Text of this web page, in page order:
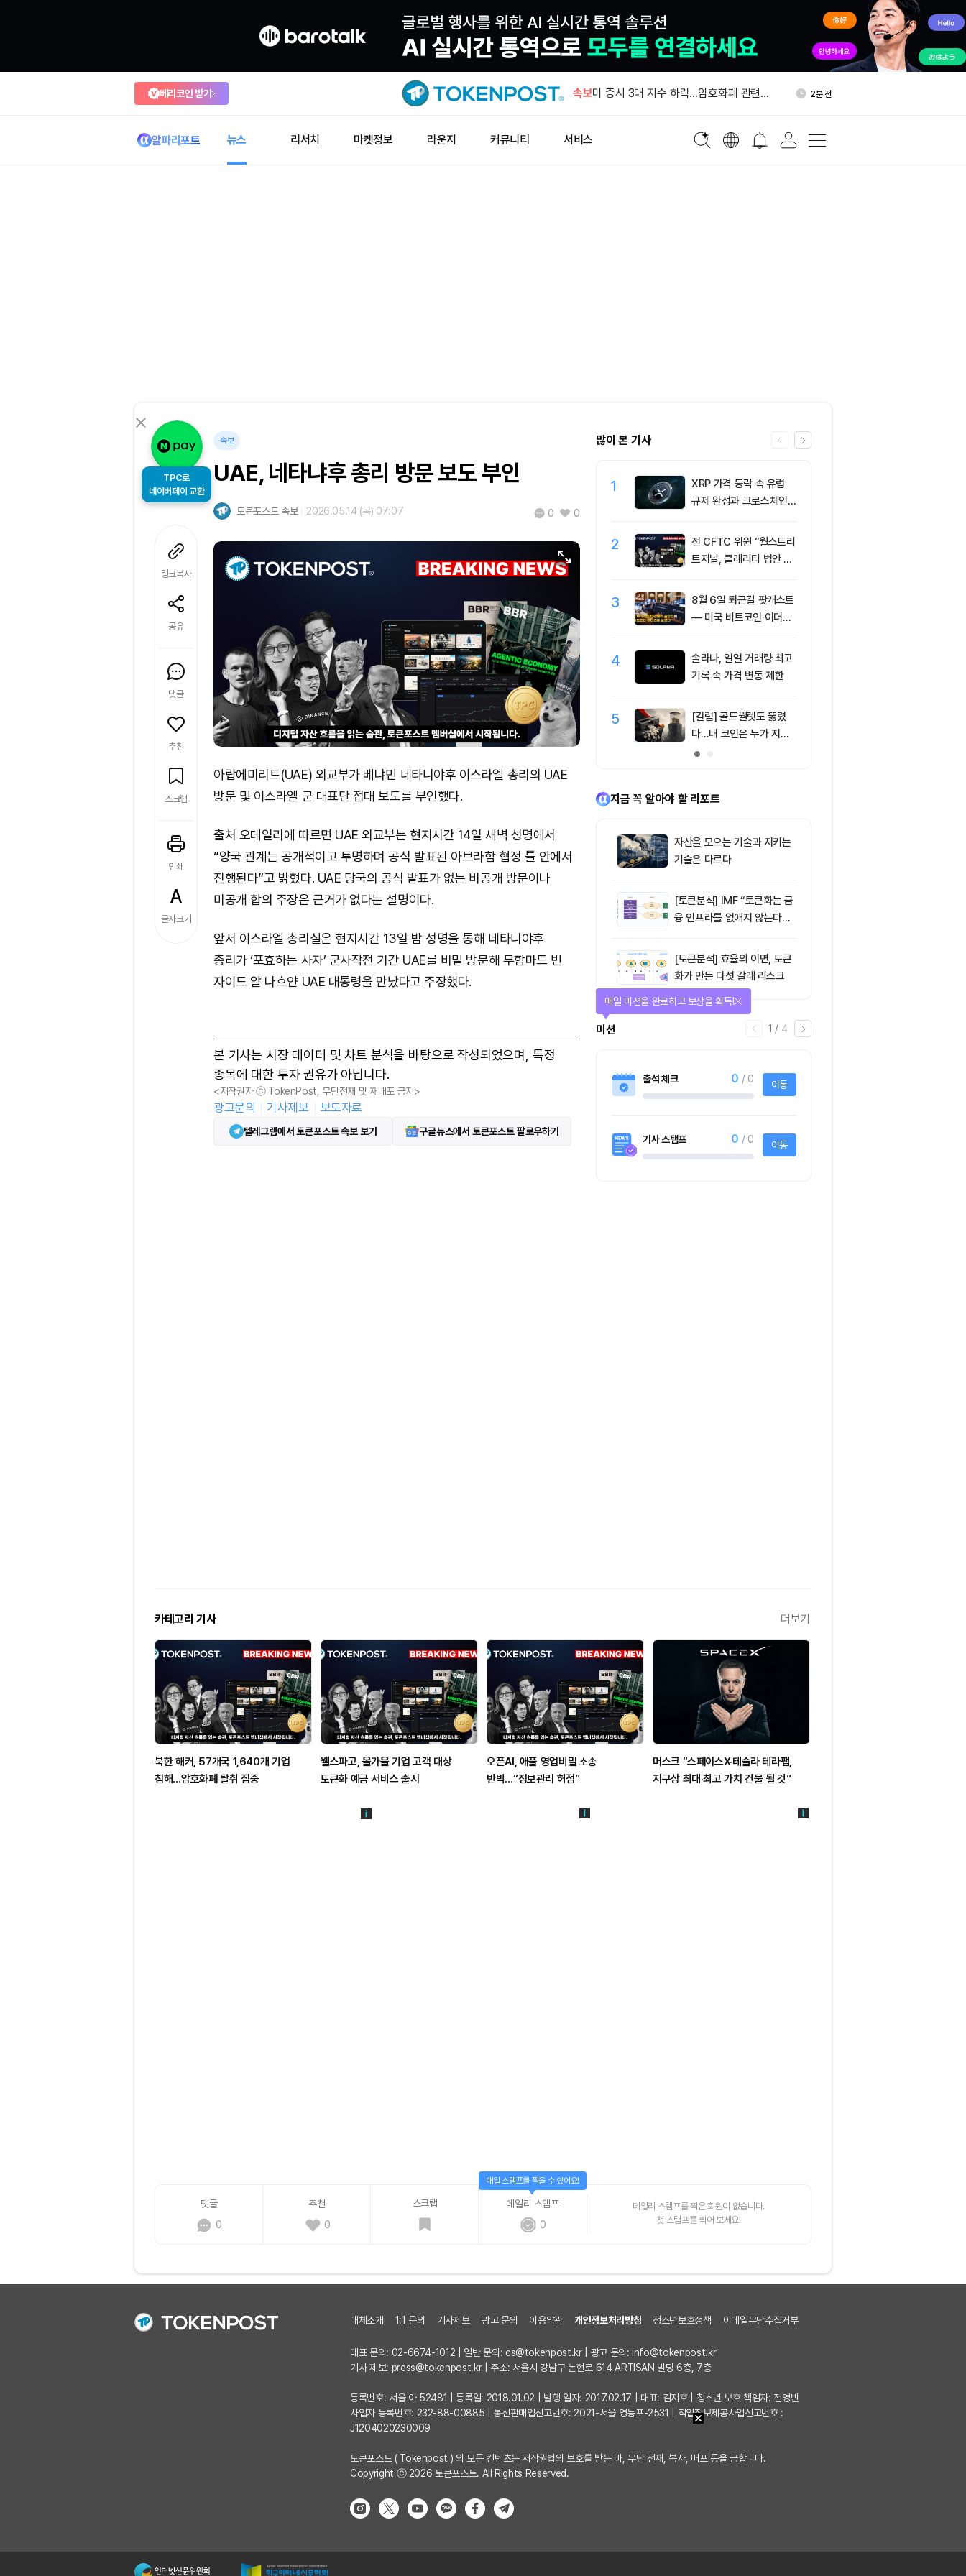
베리코인 받기 속보
노르데아, 스트래티지 MSTR 주식 3천
1시간 전
미 증시 3대 지수 하락…암호화폐 관련주
2분 전
알파리포트 뉴스 리서치 마켓정보 라운지 커뮤니티 서비스
TPC로
네이버페이 교환
링크복사
공유
댓글
추천
스크랩
인쇄
글자크기
속보
UAE, 네타냐후 총리 방문 보도 부인
토큰포스트 속보 2026.05.14 (목) 07:07 0 0
아랍에미리트(UAE) 외교부가 베냐민 네타니야후 이스라엘 총리의 UAE
방문 및 이스라엘 군 대표단 접대 보도를 부인했다.
출처 오데일리에 따르면 UAE 외교부는 현지시간 14일 새벽 성명에서
“양국 관계는 공개적이고 투명하며 공식 발표된 아브라함 협정 틀 안에서
진행된다”고 밝혔다. UAE 당국의 공식 발표가 없는 비공개 방문이나
미공개 합의 주장은 근거가 없다는 설명이다.
앞서 이스라엘 총리실은 현지시간 13일 밤 성명을 통해 네타니야후
총리가 ‘포효하는 사자’ 군사작전 기간 UAE를 비밀 방문해 무함마드 빈
자이드 알 나흐얀 UAE 대통령을 만났다고 주장했다.
본 기사는 시장 데이터 및 차트 분석을 바탕으로 작성되었으며, 특정
종목에 대한 투자 권유가 아닙니다.
<저작권자 ⓒ TokenPost, 무단전재 및 재배포 금지>
광고문의 기사제보 보도자료
텔레그램에서 토큰포스트 속보 보기 구글뉴스에서 토큰포스트 팔로우하기
많이 본 기사
1
XRP 가격 등락 속 유럽
규제 완성과 크로스체인
2
전 CFTC 위원 “월스트리
트저널, 클래리티 법안 오
3
8월 6일 퇴근길 팟캐스트
— 미국 비트코인·이더리
달러 순유입, 대형자산 쏠
림 강화
4
솔라나, 일일 거래량 최고
기록 속 가격 변동 제한
5
[칼럼] 콜드월렛도 뚫렸
다…내 코인은 누가 지키
나
지금 꼭 알아야 할 리포트
자산을 모으는 기술과 지키는
기술은 다르다
[토큰분석] IMF “토큰화는 금
융 인프라를 없애지 않는다…
뿐”
[토큰분석] 효율의 이면, 토큰
화가 만든 다섯 갈래 리스크
1 / 4
미션
매일 미션을 완료하고 보상을 획득!
출석 체크 0 / 0 이동
기사 스탬프 0 / 0 이동
카테고리 기사 더보기
북한 해커, 57개국 1,640개 기업
침해…암호화폐 탈취 집중
웰스파고, 올가을 기업 고객 대상
토큰화 예금 서비스 출시
오픈AI, 애플 영업비밀 소송
반박…“정보관리 허점”
머스크 “스페이스X·테슬라 테라팹,
지구상 최대·최고 가치 건물 될 것”
댓글
0
추천
0
스크랩
데일리 스탬프
0
매일 스탬프를 찍을 수 있어요!
데일리 스탬프를 찍은 회원이 없습니다.
첫 스탬프를 찍어 보세요!
매체소개 1:1 문의 기사제보 광고 문의 이용약관 개인정보처리방침 청소년보호정책 이메일무단수집거부
대표 문의: 02-6674-1012 | 일반 문의: cs@tokenpost.kr| 광고 문의:info@tokenpost.kr
기사 제보: press@tokenpost.kr| 주소: 서울시 강남구 논현로 614 ARTISAN 빌딩 6층, 7층
등록번호: 서울 아 52481 | 등록일: 2018.01.02 | 발행 일자: 2017.02.17 | 대표: 김지호 | 청소년 보호 책임자: 전영빈
사업자 등록번호: 232-88-00885 | 통신판매업신고번호: 2021-서울 영등포-2531 | 직업정보제공사업신고번호 :
J1204020230009
토큰포스트 ( Tokenpost ) 의 모든 컨텐츠는 저작권법의 보호를 받는 바, 무단 전재, 복사, 배포 등을 금합니다.
Copyright ⓒ 2026 토큰포스트. All Rights Reserved.